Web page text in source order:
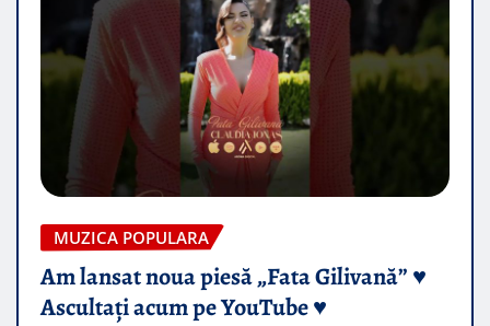
MUZICA POPULARA
Am lansat noua piesă „Fata Gilivană” ♥️
Ascultați acum pe YouTube ♥️